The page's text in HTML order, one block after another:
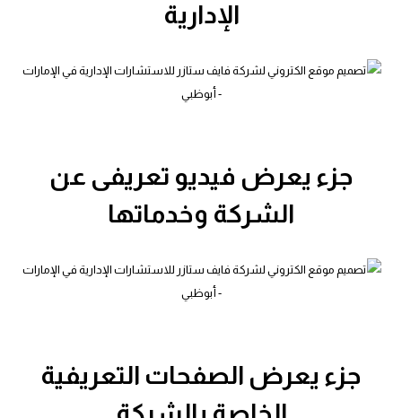
الإدارية
جزء يعرض فيديو تعريفى عن
الشركة وخدماتها
جزء يعرض الصفحات التعريفية